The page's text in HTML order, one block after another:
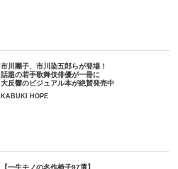
市川團子、市川染五郎らが登場！
話題の若手歌舞伎俳優が一冊に
大反響のビジュアル本が絶賛発売中
KABUKI HOPE
【一生モノの名作椅子97選】